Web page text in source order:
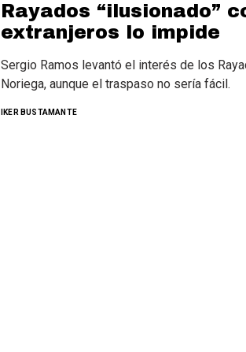
Rayados “ilusionado”
extranjeros lo impide
Sergio Ramos levantó el interés de los
Noriega, aunque el traspaso no sería fácil.
IKER BUSTAMANTE